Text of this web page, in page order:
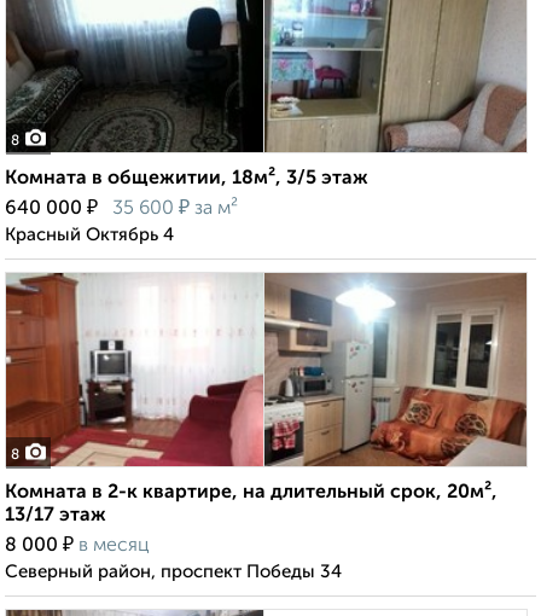
8
Комната в общежитии, 18м², 3/5 этаж
640 000 ₽ 35 600 ₽ за м²
Красный Октябрь 4
8
Комната в 2-к квартире, на длительный срок, 20м²,
13/17 этаж
8 000 ₽ в месяц
Северный район, проспект Победы 34